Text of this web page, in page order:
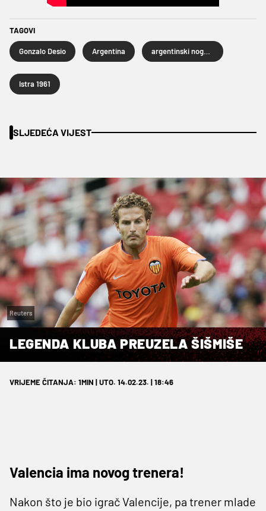
TAGOVI
Gonzalo Desio Argentina
Istra 1961
SLJEDEĆA VIJEST
Reuters
LEGENDA KLUBA PREUZELA ŠIŠMIŠE
VRIJEME ČITANJA: 1MIN | UTO. 14.02.23. | 18:46
Valencia ima novog trenera!
Nakon što je bio igrač Valencije, pa trener mlade